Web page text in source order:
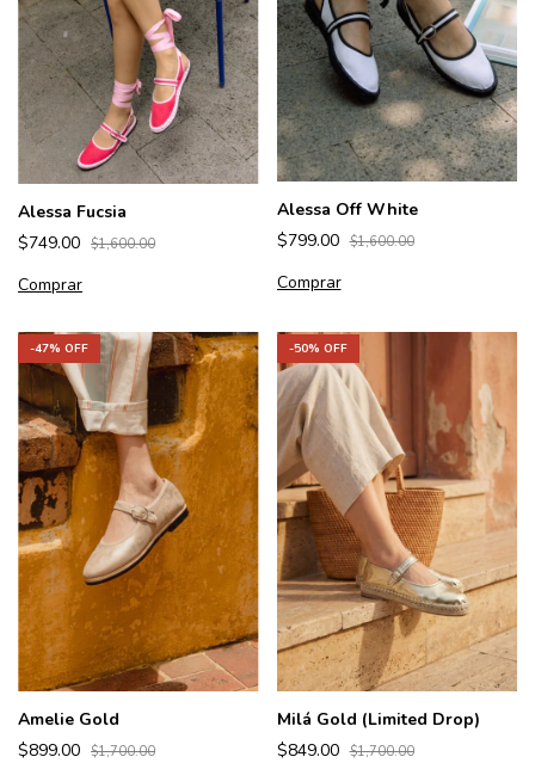
Alessa Fucsia
$749.00 $1,600.00
Comprar
Alessa Off White
$799.00 $1,600.00
Comprar
-47% OFF
Amelie Gold
$899.00 $1,700.00
-50% OFF
Milá Gold (Limited Drop)
$849.00 $1,700.00